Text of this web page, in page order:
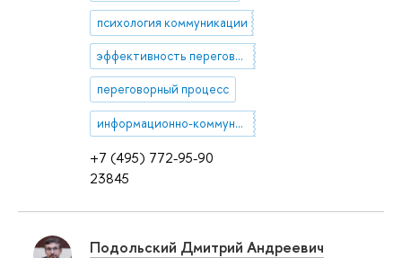
+7 (495) 772-95-90
23845
психология коммуникации
эффективность переговоров
переговорный процесс
информационно-коммуникативные технологии
Подольский Дмитрий Андреевич